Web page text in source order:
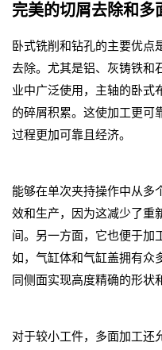
完美的切屑去除和多
卧式铣削和钻孔的主要优点
去除。尤其是铝、灰铸铁和
业中广泛使用，主轴的卧式
的碎屑积累。这使加工更可
过程更加可靠且经济。
能够在单次夹持操作中从多
效和生产，因为这减少了重
间。另一方面，它也便于加
如，气缸体和气缸盖拥有众
同侧面实现高度精确的形状
对于较小工件，多面加工